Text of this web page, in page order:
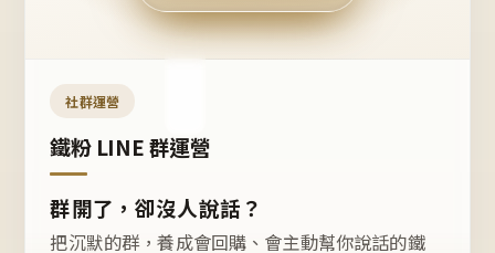
開團
嗎？
社群運營
鐵粉 LINE 群運營
群開了，卻沒人說話？
把沉默的群，養成會回購、會主動幫你說話的鐵